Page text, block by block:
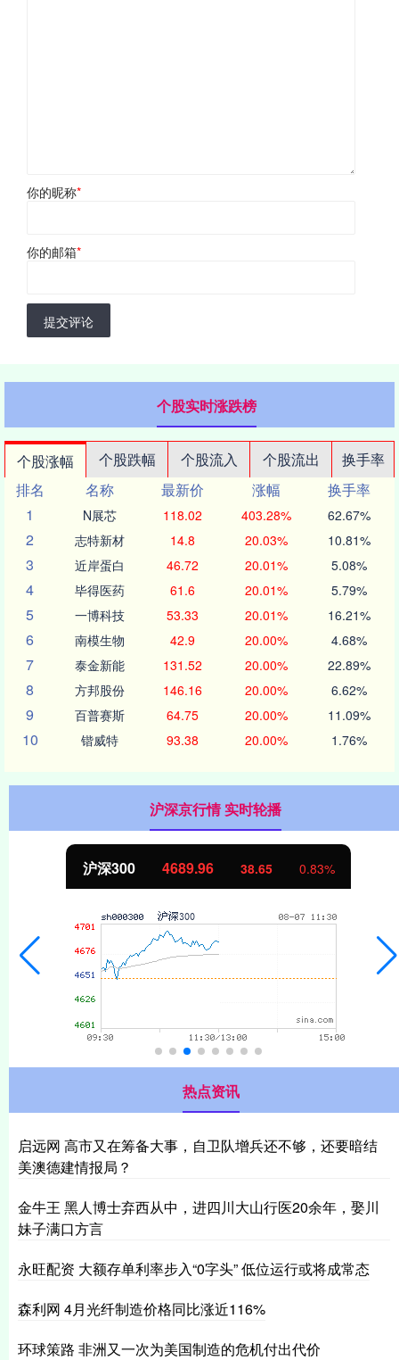
你的昵称*
你的邮箱*
提交评论
个股实时涨跌榜
个股涨幅 个股跌幅 个股流入 个股流出
换手率
排名
名称 最新价 涨幅
换手率
1
N展芯 118.02 403.28% 62.67%
2 志特新材 14.8 20.03% 10.81%
3 近岸蛋白 46.72 20.01% 5.08%
4 毕得医药 61.6 20.01% 5.79%
5 一博科技 53.33 20.01% 16.21%
6 南模生物 42.9 20.00% 4.68%
7 泰金新能 131.52 20.00% 22.89%
8 方邦股份 146.16 20.00% 6.62%
9 百普赛斯 64.75 20.00% 11.09%
10 锴威特 93.38 20.00% 1.76%
沪深京行情 实时轮播
沪深300 4689.96 38.65 0.83%
热点资讯
启远网 高市又在筹备大事，自卫队增兵还不够，还要暗结
美澳德建情报局？
金牛王 黑人博士弃西从中，进四川大山行医20余年，娶川
妹子满口方言
永旺配资 大额存单利率步入“0字头” 低位运行或将成常态
森利网 4月光纤制造价格同比涨近116%
环球策路 非洲又一次为美国制造的危机付出代价